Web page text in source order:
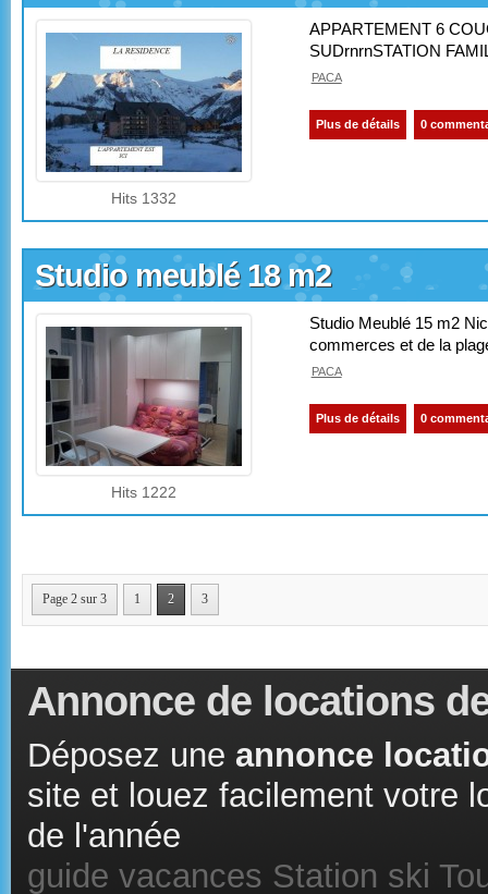
Hits 1332
APPARTEMENT 6
SUDrnrnSTATION
PACA
Plus de détails 0
Studio meublé 18 m2
Hits 1222
Studio Meublé 15 m2
commerces et de la
PACA
Plus de détails 0
Page 2 sur 3 1 2 3
Annonce de locations
Déposez une annonce
site et louez facilement votre
de l'année
guide vacances Station ski